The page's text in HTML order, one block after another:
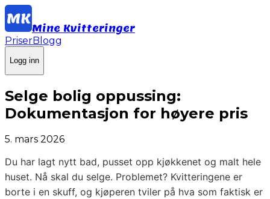
Mine Kvitteringer
PriserBlogg
Logg inn
Selge bolig oppussing:
Dokumentasjon for høyere pris
5. mars 2026
Du har lagt nytt bad, pusset opp kjøkkenet og malt hele
huset. Nå skal du selge. Problemet? Kvitteringene er
borte i en skuff, og kjøperen tviler på hva som faktisk er